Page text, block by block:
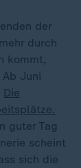
der
durch
kommt,
Juni
Die
guter Tag
scheint
sich die